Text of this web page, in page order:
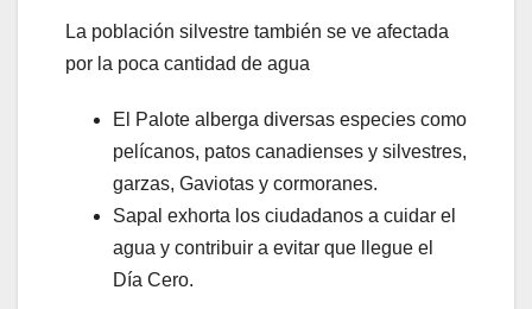
La población silvestre también se ve afectada
por la poca cantidad de agua
El Palote alberga diversas especies como
pelícanos, patos canadienses y silvestres,
garzas, Gaviotas y cormoranes.
Sapal exhorta los ciudadanos a cuidar el
agua y contribuir a evitar que llegue el
Día Cero.